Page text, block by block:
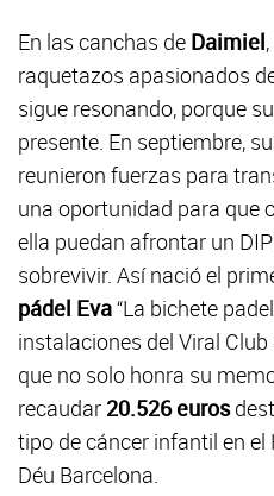
En las canchas de Daimiel
raquetazos apasionados
sigue resonando, porque
presente. En septiembre,
reunieron fuerzas para
una oportunidad para que
ella puedan afrontar un
sobrevivir. Así nació el
pádel Eva“La bichete
instalaciones del Viral
que no solo honra su
recaudar 20.526 euros
tipo de cáncer infantil en
Déu Barcelona.